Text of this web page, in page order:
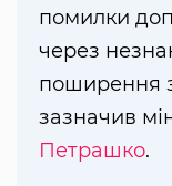
помилки
через
поширення
зазначив
Петрашко.